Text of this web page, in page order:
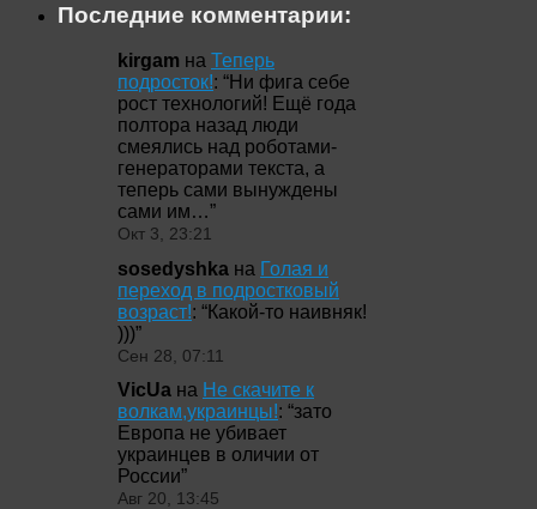
Последние комментарии:
kirgam на Теперь
подросток!: “Ни фига себе
рост технологий! Ещё года
полтора назад люди
смеялись над роботами-
генераторами текста, а
теперь сами вынуждены
сами им…”
Окт 3, 23:21
sosedyshka на Голая и
переход в подростковый
возраст!: “Какой-то наивняк!
)))”
Сен 28, 07:11
VicUa на Не скачите к
волкам,украинцы!: “зато
Европа не убивает
украинцев в оличии от
России”
Авг 20, 13:45